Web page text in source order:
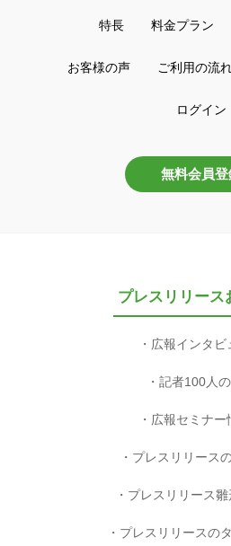
特長 料金プラン
お客様の声 ご利用の流
ログイン
無料会員登
プレスリリース
広報インタビ
記者100人
広報セミナー
プレスリリース
プレスリリース
プレスリリースの